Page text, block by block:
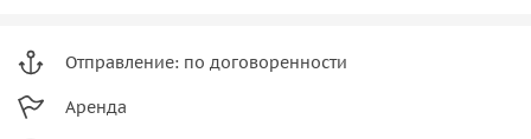
Отправление: по договоренности
Аренда